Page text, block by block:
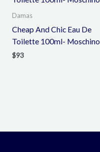
Damas
Cheap And Chic Eau De
Toilette 100ml- Moschino
$93